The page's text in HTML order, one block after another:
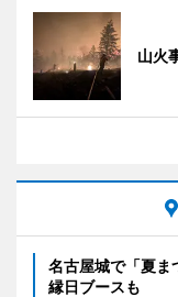
山火
名古屋城で「夏
縁日ブースも